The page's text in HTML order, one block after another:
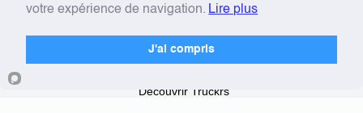
Plateforme Truckrs Pro
Conducteurs
Découvrir Truckrs
votre expérience de navigation. Lire plus
J'ai compris